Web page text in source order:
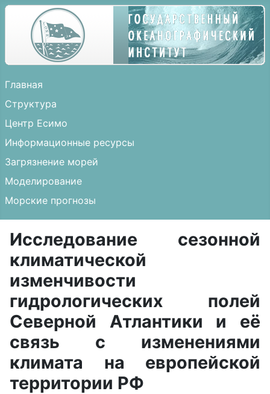
Главная
Структура
Центр Есимо
Информационные ресурсы
Загрязнение морей
Моделирование
Морские прогнозы
Исследование сезонной
климатической
изменчивости
гидрологических полей
Северной Атлантики и её
связь с изменениями
климата на европейской
территории РФ